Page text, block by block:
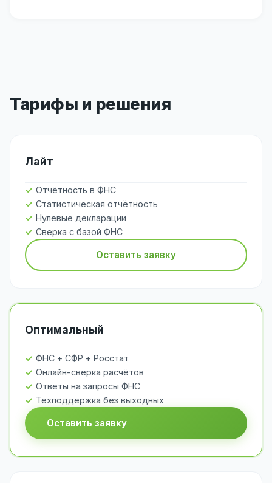
Тарифы и решения
Лайт
Отчётность в ФНС
Статистическая отчётность
Нулевые декларации
Сверка с базой ФНС
Оставить заявку
Оптимальный
ФНС + СФР + Росстат
Онлайн-сверка расчётов
Ответы на запросы ФНС
Техподдержка без выходных
Оставить заявку